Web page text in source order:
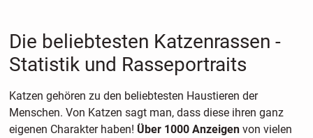
Die beliebtesten Katzenrassen -
Statistik und Rasseportraits
Katzen gehören zu den beliebtesten Haustieren der
Menschen. Von Katzen sagt man, dass diese ihren ganz
eigenen Charakter haben! Über 1000 Anzeigenvon vielen